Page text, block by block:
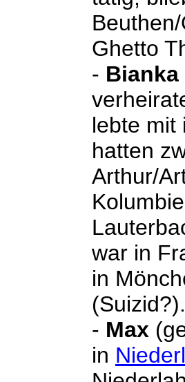
Ghetto
- Bianka
lebte mit
hatten
Arthur/
war in
in
- Max
in